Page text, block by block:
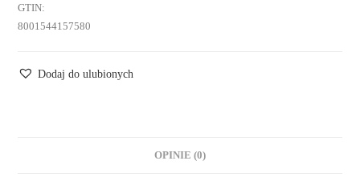
GTIN:
8001544157580
Dodaj do ulubionych
OPINIE (0)